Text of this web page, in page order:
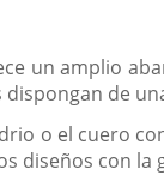
un amplio
de
o el cuero
diseños con